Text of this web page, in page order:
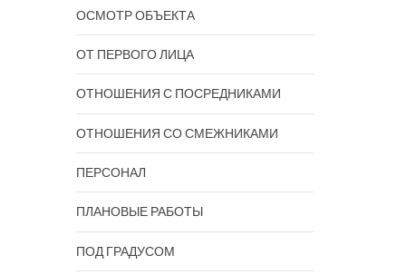
ОСМОТР ОБЪЕКТА
ОТ ПЕРВОГО ЛИЦА
ОТНОШЕНИЯ С ПОСРЕДНИКАМИ
ОТНОШЕНИЯ СО СМЕЖНИКАМИ
ПЕРСОНАЛ
ПЛАНОВЫЕ РАБОТЫ
ПОД ГРАДУСОМ